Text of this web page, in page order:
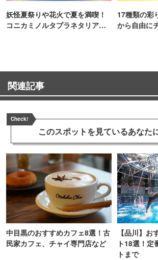
妖怪夏祭りや花火で夏を満喫！
コニカミノルタプラネタリア
17種類の彩
から自由に
関連記事
Check!
このスポットを見ているあなた
中目黒のおすすめカフェ8選！古
民家カフェ、チャイ専門店など
【品川】お
ト18選！定
トまで